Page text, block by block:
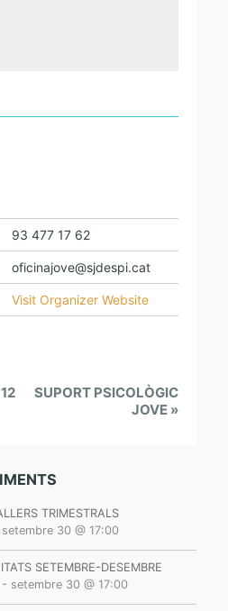
93 477 17 62
oficinajove@sjdespi.cat
Visit Organizer Website
SUPORT PSICOLÒGIC
JOVE »
TRIMESTRALS
setembre 30 @ 17:00
SETEMBRE-DESEMBRE
- setembre 30 @ 17:00